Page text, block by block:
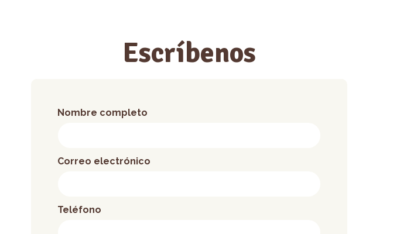
Escríbenos
Nombre completo
Correo electrónico
Teléfono